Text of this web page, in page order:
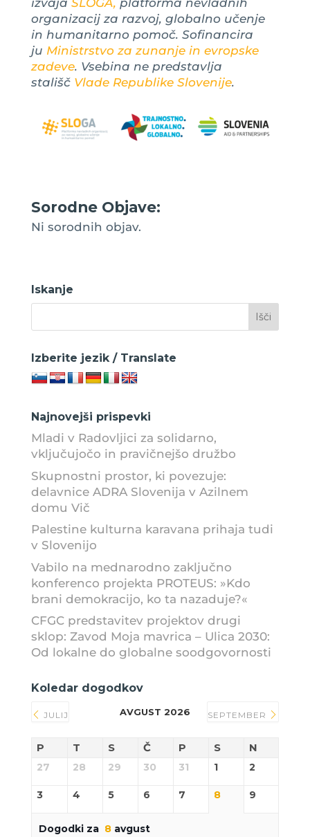
izvaja SLOGA, platforma nevladnih
organizacij za razvoj, globalno učenje
in humanitarno pomoč. Sofinancira
ju Ministrstvo za zunanje in evropske
zadeve. Vsebina ne predstavlja
stališč Vlade Republike Slovenije.
Sorodne Objave:
Ni sorodnih objav.
Iskanje
Izberite jezik / Translate
Najnovejši prispevki
Mladi v Radovljici za solidarno,
vključujočo in pravičnejšo družbo
Skupnostni prostor, ki povezuje:
delavnice ADRA Slovenija v Azilnem
domu Vič
Palestine kulturna karavana prihaja tudi
v Slovenijo
Vabilo na mednarodno zaključno
konferenco projekta PROTEUS: »Kdo
brani demokracijo, ko ta nazaduje?«
CFGC predstavitev projektov drugi
sklop: Zavod Moja mavrica – Ulica 2030:
Od lokalne do globalne soodgovornosti
Koledar dogodkov
JULIJ AVGUST 2026 SEPTEMBER
P T S Č P S N
27 28 29 30 31 1 2
3 4 5 6 7 8 9
Dogodki za 8avgust